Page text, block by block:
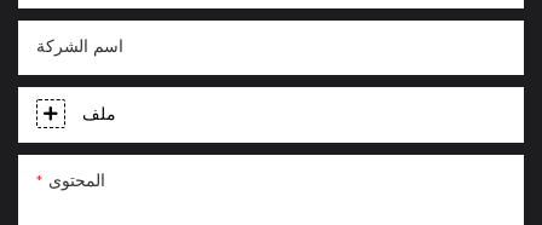
اسم الشركة
ملف
المحتوى